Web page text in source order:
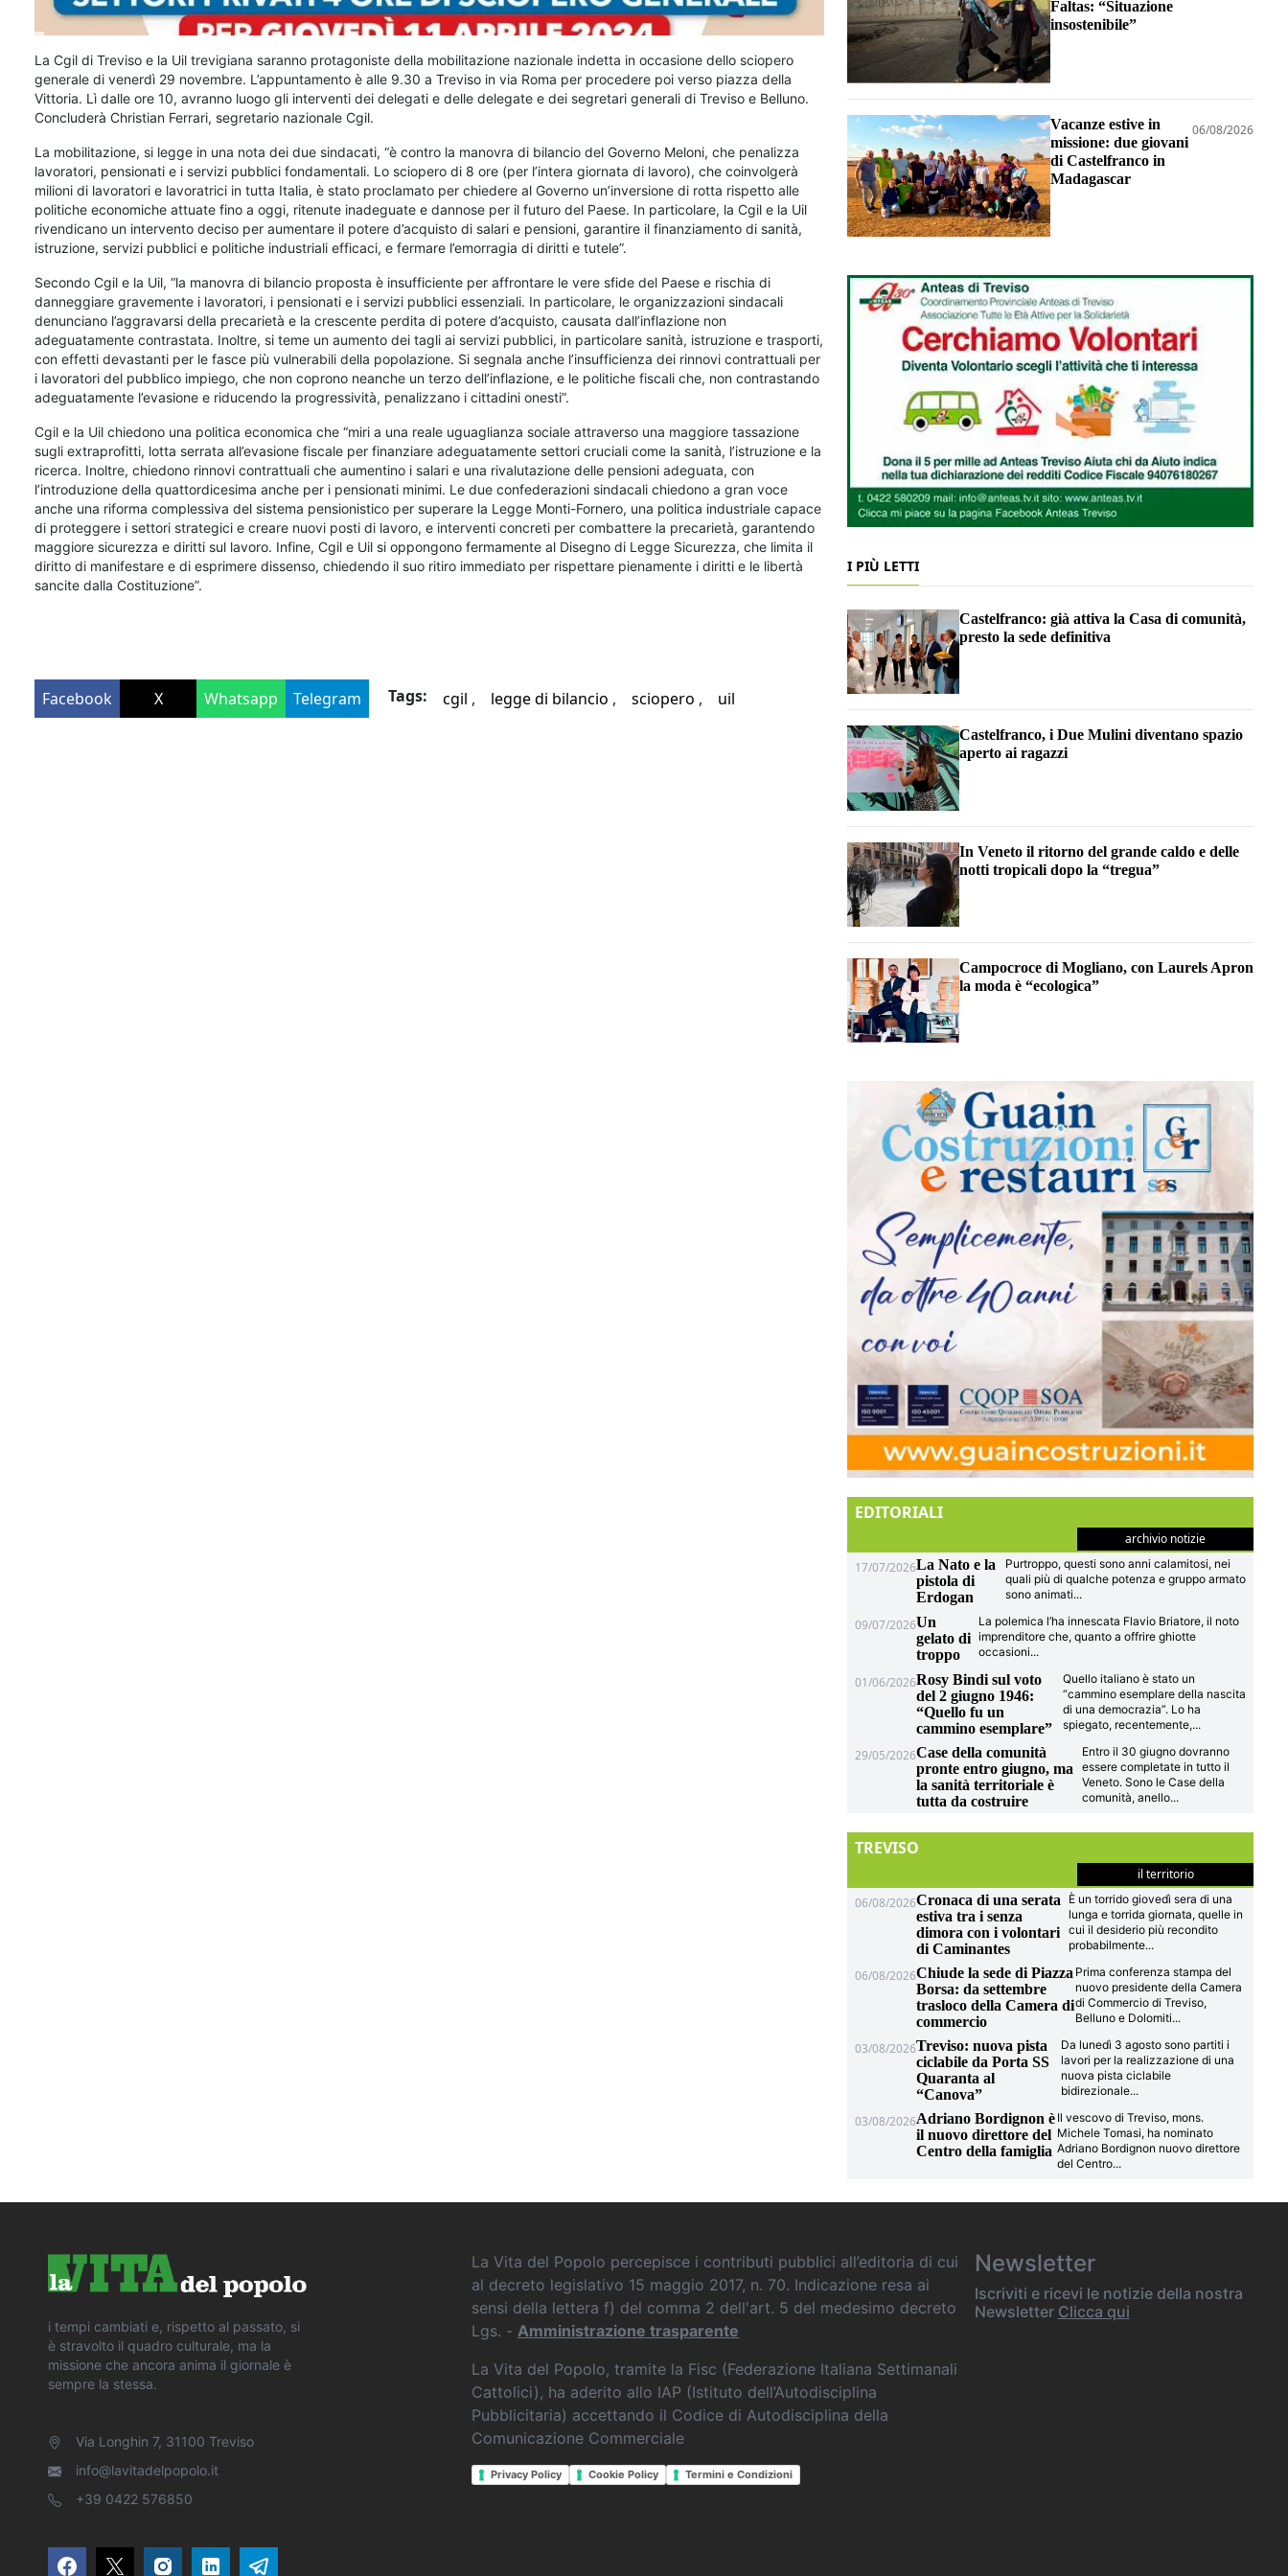
La Cgil di Treviso e la Uil trevigiana saranno protagoniste della mobilitazione nazionale indetta in occasione dello sciopero
generale di venerdì 29 novembre. L’appuntamento è alle 9.30 a Treviso in via Roma per procedere poi verso piazza della
Vittoria. Lì dalle ore 10, avranno luogo gli interventi dei delegati e delle delegate e dei segretari generali di Treviso e Belluno.
Concluderà Christian Ferrari, segretario nazionale Cgil.
La mobilitazione, si legge in una nota dei due sindacati, “è contro la manovra di bilancio del Governo Meloni, che penalizza
lavoratori, pensionati e i servizi pubblici fondamentali. Lo sciopero di 8 ore (per l’intera giornata di lavoro), che coinvolgerà
milioni di lavoratori e lavoratrici in tutta Italia, è stato proclamato per chiedere al Governo un’inversione di rotta rispetto alle
politiche economiche attuate fino a oggi, ritenute inadeguate e dannose per il futuro del Paese. In particolare, la Cgil e la Uil
rivendicano un intervento deciso per aumentare il potere d’acquisto di salari e pensioni, garantire il finanziamento di sanità,
istruzione, servizi pubblici e politiche industriali efficaci, e fermare l’emorragia di diritti e tutele”.
Secondo Cgil e la Uil, “la manovra di bilancio proposta è insufficiente per affrontare le vere sfide del Paese e rischia di
danneggiare gravemente i lavoratori, i pensionati e i servizi pubblici essenziali. In particolare, le organizzazioni sindacali
denunciano l’aggravarsi della precarietà e la crescente perdita di potere d’acquisto, causata dall’inflazione non
adeguatamente contrastata. Inoltre, si teme un aumento dei tagli ai servizi pubblici, in particolare sanità, istruzione e trasporti,
con effetti devastanti per le fasce più vulnerabili della popolazione. Si segnala anche l’insufficienza dei rinnovi contrattuali per
i lavoratori del pubblico impiego, che non coprono neanche un terzo dell’inflazione, e le politiche fiscali che, non contrastando
adeguatamente l’evasione e riducendo la progressività, penalizzano i cittadini onesti”.
Cgil e la Uil chiedono una politica economica che “miri a una reale uguaglianza sociale attraverso una maggiore tassazione
sugli extraprofitti, lotta serrata all’evasione fiscale per finanziare adeguatamente settori cruciali come la sanità, l’istruzione e la
ricerca. Inoltre, chiedono rinnovi contrattuali che aumentino i salari e una rivalutazione delle pensioni adeguata, con
l’introduzione della quattordicesima anche per i pensionati minimi. Le due confederazioni sindacali chiedono a gran voce
anche una riforma complessiva del sistema pensionistico per superare la Legge Monti-Fornero, una politica industriale capace
di proteggere i settori strategici e creare nuovi posti di lavoro, e interventi concreti per combattere la precarietà, garantendo
maggiore sicurezza e diritti sul lavoro. Infine, Cgil e Uil si oppongono fermamente al Disegno di Legge Sicurezza, che limita il
diritto di manifestare e di esprimere dissenso, chiedendo il suo ritiro immediato per rispettare pienamente i diritti e le libertà
sancite dalla Costituzione”.
Facebook X Whatsapp Telegram Tags: cgil legge di bilancio sciopero uil
Faltas: “Situazione
insostenibile”
Vacanze estive in
missione: due giovani
di Castelfranco in
Madagascar
06/08/2026
I PIÙ LETTI
Castelfranco: già attiva la Casa di comunità,
presto la sede definitiva
Castelfranco, i Due Mulini diventano spazio
aperto ai ragazzi
In Veneto il ritorno del grande caldo e delle
notti tropicali dopo la “tregua”
Campocroce di Mogliano, con Laurels Apron
la moda è “ecologica”
EDITORIALI
archivio notizie
17/07/2026La Nato e la
pistola di
Erdogan
Purtroppo, questi sono anni calamitosi, nei
quali più di qualche potenza e gruppo armato
sono animati...
09/07/2026Un
gelato di
troppo
La polemica l’ha innescata Flavio Briatore, il noto
imprenditore che, quanto a offrire ghiotte
occasioni...
01/06/2026Rosy Bindi sul voto
del 2 giugno 1946:
“Quello fu un
cammino esemplare”
Quello italiano è stato un
“cammino esemplare della nascita
di una democrazia”. Lo ha
spiegato, recentemente,...
29/05/2026Case della comunità
pronte entro giugno, ma
la sanità territoriale è
tutta da costruire
Entro il 30 giugno dovranno
essere completate in tutto il
Veneto. Sono le Case della
comunità, anello...
TREVISO
il territorio
06/08/2026Cronaca di una serata
estiva tra i senza
dimora con i volontari
di Caminantes
È un torrido giovedì sera di una
lunga e torrida giornata, quelle in
cui il desiderio più recondito
probabilmente...
06/08/2026Chiude la sede di Piazza
Borsa: da settembre
trasloco della Camera di
commercio
Prima conferenza stampa del
nuovo presidente della Camera
di Commercio di Treviso,
Belluno e Dolomiti...
03/08/2026Treviso: nuova pista
ciclabile da Porta SS
Quaranta al
“Canova”
Da lunedì 3 agosto sono partiti i
lavori per la realizzazione di una
nuova pista ciclabile
bidirezionale...
03/08/2026Adriano Bordignon è
il nuovo direttore del
Centro della famiglia
Il vescovo di Treviso, mons.
Michele Tomasi, ha nominato
Adriano Bordignon nuovo direttore
del Centro...
i tempi cambiati e, rispetto al passato, si
è stravolto il quadro culturale, ma la
missione che ancora anima il giornale è
sempre la stessa.
Via Longhin 7, 31100 Treviso
info@lavitadelpopolo.it
+39 0422 576850
La Vita del Popolo percepisce i contributi pubblici all’editoria di cui
al decreto legislativo 15 maggio 2017, n. 70. Indicazione resa ai
sensi della lettera f) del comma 2 dell'art. 5 del medesimo decreto
Lgs. -Amministrazione trasparente
La Vita del Popolo, tramite la Fisc (Federazione Italiana Settimanali
Cattolici), ha aderito allo IAP (Istituto dell’Autodisciplina
Pubblicitaria) accettando il Codice di Autodisciplina della
Comunicazione Commerciale
Privacy Policy Cookie Policy Termini e Condizioni
Newsletter
Iscriviti e ricevi le notizie della nostra
Newsletter Clicca qui